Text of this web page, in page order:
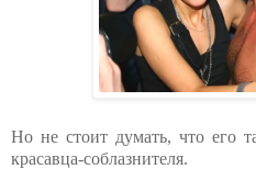
Но не стоит думать, что его
красавца-соблазнителя.